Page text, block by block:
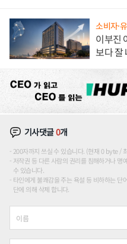
소비자·
이부진
보다 잘
기사댓글0개
200자까지 쓰실 수 있습니다. (현재 0 byte /
저작권 등 다른 사람의 권리를 침해하거나 명
수 있습니다.
타인에게 불쾌감을 주는 욕설 등 비하하는
단에 의해 삭제 합니다.